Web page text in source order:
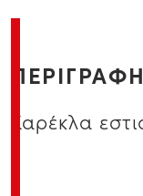
ΠΕΡΙΓΡΑΦΗ
Καρέκλα